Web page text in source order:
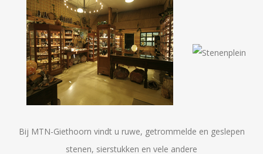
Bij MTN-Giethoorn vindt u ruwe, getrommelde en geslepen
stenen, sierstukken en vele andere